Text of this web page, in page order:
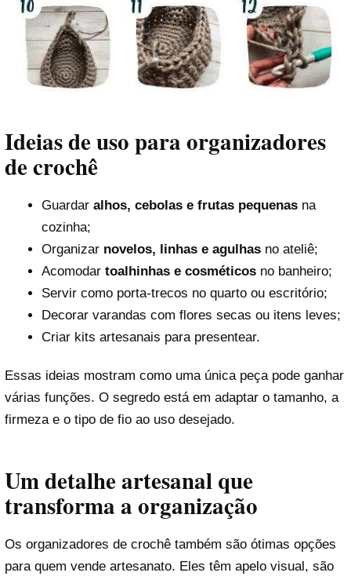
Ideias de uso para organizadores
de crochê
Guardar alhos, cebolas e frutas pequenasna
cozinha;
Organizar novelos, linhas e agulhasno ateliê;
Acomodar toalhinhas e cosméticosno banheiro;
Servir como porta-trecos no quarto ou escritório;
Decorar varandas com flores secas ou itens leves;
Criar kits artesanais para presentear.
Essas ideias mostram como uma única peça pode ganhar
várias funções. O segredo está em adaptar o tamanho, a
firmeza e o tipo de fio ao uso desejado.
Um detalhe artesanal que
transforma a organização
Os organizadores de crochê também são ótimas opções
para quem vende artesanato. Eles têm apelo visual, são